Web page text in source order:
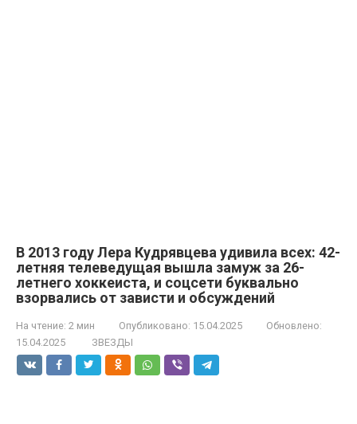
В 2013 году Лера Кудрявцева удивила всех: 42-
летняя телеведущая вышла замуж за 26-
летнего хоккеиста, и соцсети буквально
взорвались от зависти и обсуждений
На чтение: 2 мин Опубликовано: 15.04.2025
Обновлено:
15.04.2025
ЗВЕЗДЫ